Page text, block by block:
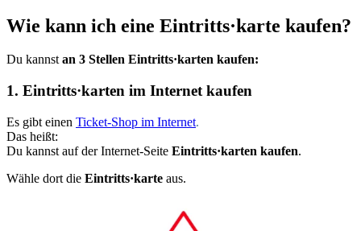
Wie kann ich eine Eintritts·karte kaufen?
Du kannstan 3 Stellen Eintritts·karten kaufen:
1. Eintritts·karten im Internet kaufen
Es gibt einen Ticket-Shop im Internet.
Das heißt:
Du kannst auf der Internet-Seite Eintritts·karten kaufen.
Wähle dort die Eintritts·karte aus.